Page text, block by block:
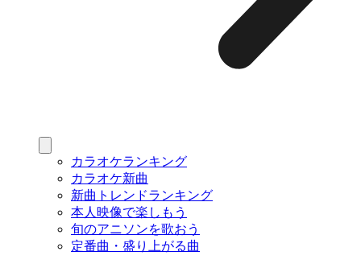
カラオケランキング
カラオケ新曲
新曲トレンドランキング
本人映像で楽しもう
旬のアニソンを歌おう
定番曲・盛り上がる曲